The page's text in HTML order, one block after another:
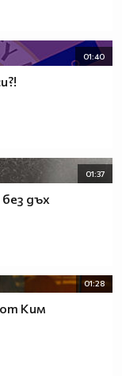
01:40
01:37
дъх
01:28
Ким